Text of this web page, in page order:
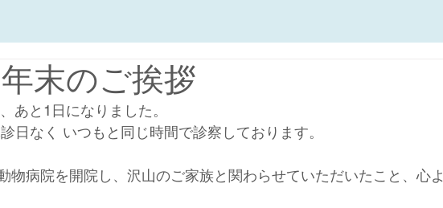
末のご挨拶
あと1日になりました。
日なく いつもと同じ時間で診察しております。
物病院を開院し、沢山のご家族と関わらせていただいたこと、心